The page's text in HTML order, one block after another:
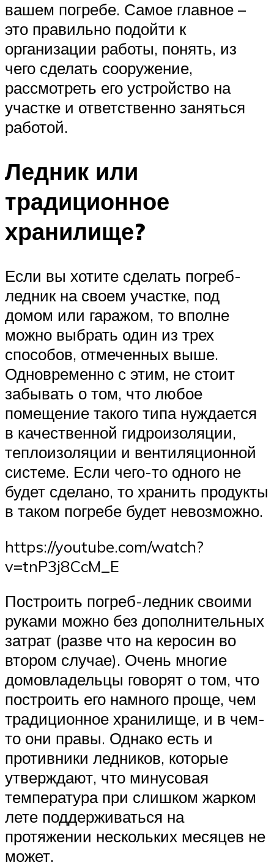
вашем погребе. Самое главное –
это правильно подойти к
организации работы, понять, из
чего сделать сооружение,
рассмотреть его устройство на
участке и ответственно заняться
работой.
Ледник или
традиционное
хранилище?
Если вы хотите сделать погреб-
ледник на своем участке, под
домом или гаражом, то вполне
можно выбрать один из трех
способов, отмеченных выше.
Одновременно с этим, не стоит
забывать о том, что любое
помещение такого типа нуждается
в качественной гидроизоляции,
теплоизоляции и вентиляционной
системе. Если чего-то одного не
будет сделано, то хранить продукты
в таком погребе будет невозможно.
https://youtube.com/watch?
v=tnP3j8CcM_E
Построить погреб-ледник своими
руками можно без дополнительных
затрат (разве что на керосин во
втором случае). Очень многие
домовладельцы говорят о том, что
построить его намного проще, чем
традиционное хранилище, и в чем-
то они правы. Однако есть и
противники ледников, которые
утверждают, что минусовая
температура при слишком жарком
лете поддерживаться на
протяжении нескольких месяцев не
может.